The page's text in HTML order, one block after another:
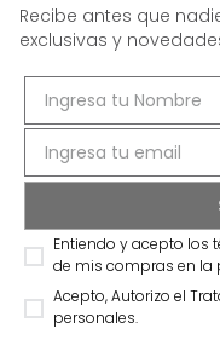
Recibe antes que
exclusivas y
Entiendo y acepto los
de mis compras en la
Acepto, Autorizo el
personales.